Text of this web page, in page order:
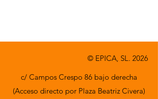
© EPICA, SL. 2026
c/ Campos Crespo 86 bajo derecha
(Acceso directo por Plaza Beatriz Civera)